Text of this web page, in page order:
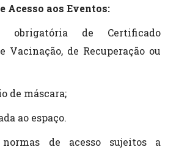
Acesso aos Eventos:
obrigatória de Certificado
Vacinação, de Recuperação ou
de máscara;
ao espaço.
de acesso sujeitos a